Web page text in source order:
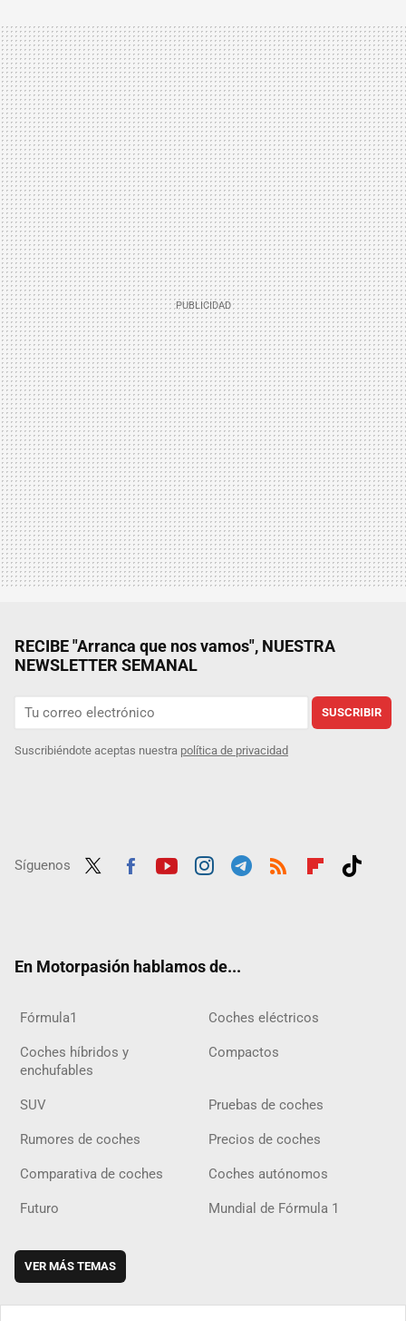
RECIBE "Arranca que nos vamos", NUESTRA
NEWSLETTER SEMANAL
SUSCRIBIR
Suscribiéndote aceptas nuestra política de privacidad
Síguenos
En Motorpasión hablamos de...
Fórmula1 Coches eléctricos
Coches híbridos y
enchufables
Compactos
SUV Pruebas de coches
Rumores de coches Precios de coches
Comparativa de coches Coches autónomos
Futuro Mundial de Fórmula 1
VER MÁS TEMAS